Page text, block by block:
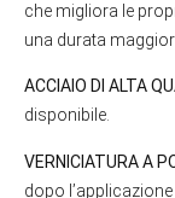
che migliora le
una durata
ACCIAIO DI ALTA
disponibile.
VERNICIATURA A
dopo